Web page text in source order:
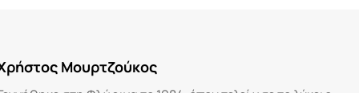
Μουρτζούκος